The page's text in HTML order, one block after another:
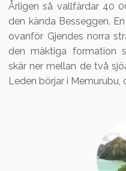
Årligen så vallfärdar 40
den kända Besseggen.
ovanför Gjendes norra
den mäktiga formation
skär ner mellan de två
Leden börjar i Memurubu,